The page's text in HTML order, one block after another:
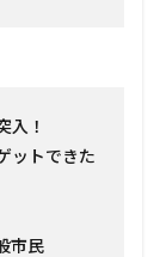
入！
ットできた
市民